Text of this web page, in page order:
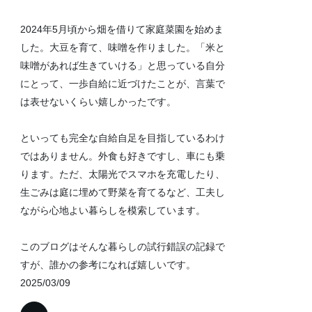
2024年5月頃から畑を借りて家庭菜園を始めま
した。大豆を育て、味噌を作りました。「米と
味噌があれば生きていける」と思っている自分
にとって、一歩自給に近づけたことが、言葉で
は表せないくらい嬉しかったです。
といっても完全な自給自足を目指しているわけ
ではありません。外食も好きですし、車にも乗
ります。ただ、太陽光でスマホを充電したり、
生ごみは庭に埋めて野菜を育てるなど、工夫し
ながら心地よい暮らしを模索しています。
このブログはそんな暮らしの試行錯誤の記録で
すが、誰かの参考になれば嬉しいです。
2025/03/09